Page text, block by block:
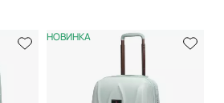
Сначала новинки
Сначала популярные
По возрастанию цены
НОВИНКА